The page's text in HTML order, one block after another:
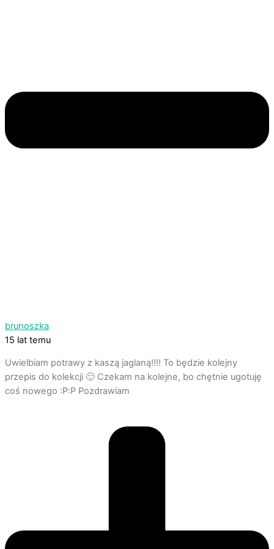
brunoszka
15 lat temu
Uwielbiam potrawy z kaszą jaglaną!!!! To będzie kolejny
przepis do kolekcji 🙂 Czekam na kolejne, bo chętnie ugotuję
coś nowego :P:P Pozdrawiam